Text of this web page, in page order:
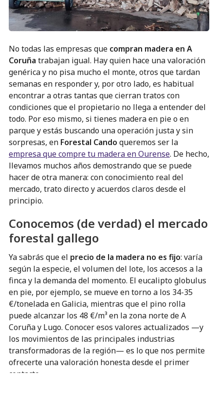
No todas las empresas quecompran madera en A
Coruña trabajan igual. Hay quien hace una valoración
genérica y no pisa mucho el monte, otros que tardan
semanas en responder y, por otro lado, es habitual
encontrar a otras tantas que cierran tratos con
condiciones que el propietario no llega a entender del
todo. Por eso mismo, si tienes madera en pie o en
parque y estás buscando una operación justa y sin
sorpresas, en Forestal Cando queremos ser la
empresa que compre tu madera en Ourense. De hecho,
llevamos muchos años demostrando que se puede
hacer de otra manera: con conocimiento real del
mercado, trato directo y acuerdos claros desde el
principio.
Conocemos (de verdad) el mercado
forestal gallego
Ya sabrás que el precio de la madera no es fijo: varía
según la especie, el volumen del lote, los accesos a la
finca y la demanda del momento. El eucalipto globulus
en pie, por ejemplo, se mueve en torno a los 34-35
€/tonelada en Galicia, mientras que el pino rolla
puede alcanzar los 48 €/m³ en la zona norte de A
Coruña y Lugo. Conocer esos valores actualizados —y
los movimientos de las principales industrias
transformadoras de la región— es lo que nos permite
ofrecerte una valoración honesta desde el primer
contacto.